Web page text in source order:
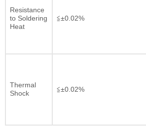
Resistance
to Soldering
Heat
≦±0.02%
Thermal
Shock
≦±0.02%